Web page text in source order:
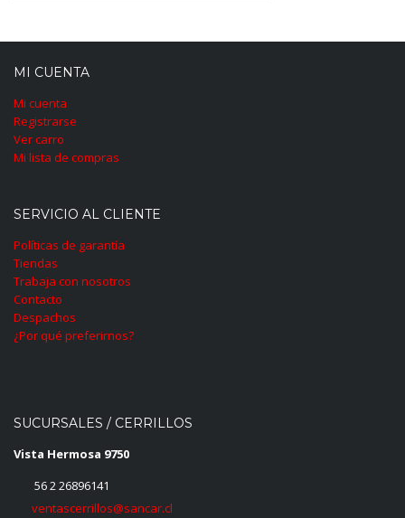
MI CUENTA
Mi cuenta
Registrarse
Ver carro
Mi lista de compras
SERVICIO AL CLIENTE
Políticas de garantía
Tiendas
Trabaja con nosotros
Contacto
Despachos
¿Por qué preferirnos?
SUCURSALES / CERRILLOS
Vista Hermosa 9750
56 2 26896141
ventascerrillos@sancar.cl